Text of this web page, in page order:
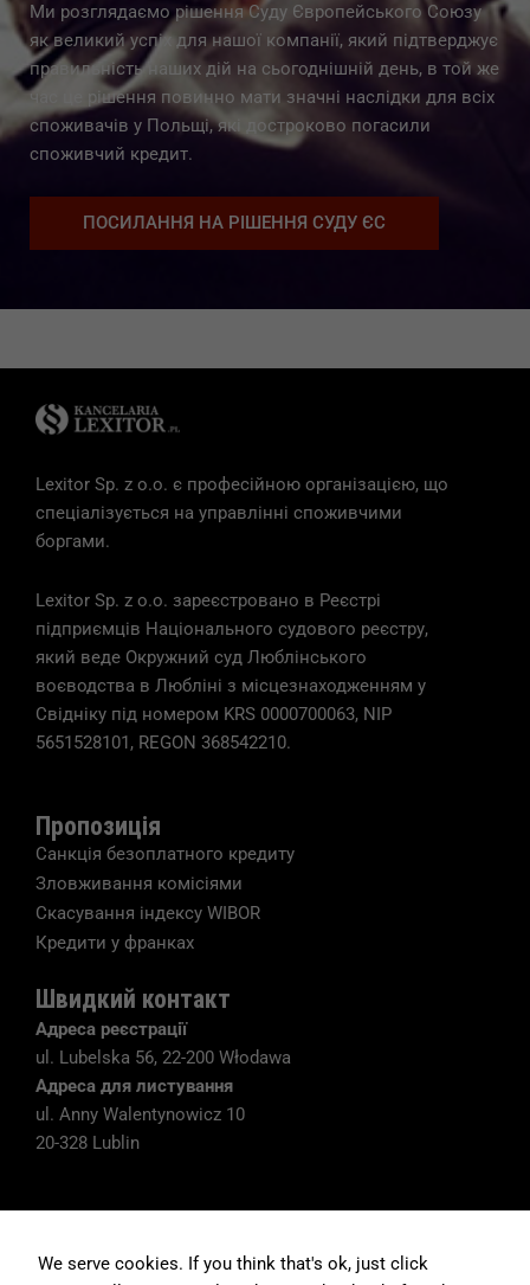
Ми розглядаємо рішення Суду Європейського Союзу
як великий успіх для нашої компанії, який підтверджує
правильність наших дій на сьогоднішній день, в той же
час це рішення повинно мати значні наслідки для всіх
споживачів у Польщі, які достроково погасили
споживчий кредит.
ПОСИЛАННЯ НА РІШЕННЯ СУДУ ЄС
Lexitor Sp. z o.o. є професійною організацією, що
спеціалізується на управлінні споживчими
боргами.
Lexitor Sp. z o.o. зареєстровано в Реєстрі
підприємців Національного судового реєстру,
який веде Окружний суд Люблінського
воєводства в Любліні з місцезнаходженням у
Свідніку під номером KRS 0000700063, NIP
5651528101, REGON 368542210.
Пропозиція
Санкція безоплатного кредиту
Зловживання комісіями
Скасування індексу WIBOR
Кредити у франках
Швидкий контакт
Адреса реєстрації
ul. Lubelska 56, 22-200 Włodawa
Адреса для листування
ul. Anny Walentynowicz 10
20-328 Lublin
Головна сторінка
We serve cookies. If you think that's ok, just click
These
Statistics
website's
functionality
structure,
based on
how the
By sharing
your